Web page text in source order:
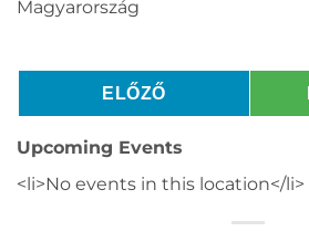
Magyarország
ELŐZŐ
Upcoming Events
<li>No events in this location</li>